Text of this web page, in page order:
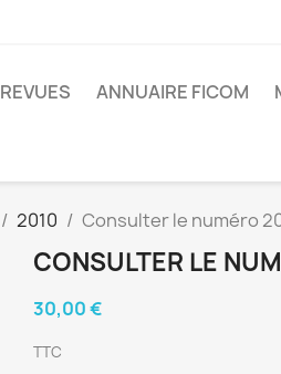
REVUES ANNUAIRE FICOM
2010 Consulter le numéro
CONSULTER LE
30,00 €
TTC